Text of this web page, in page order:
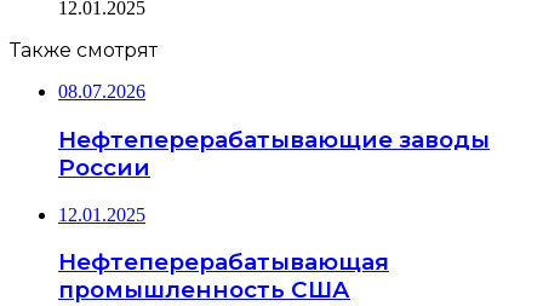
12.01.2025
Также смотрят
08.07.2026
Нефтеперерабатывающие заводы
России
12.01.2025
Нефтеперерабатывающая
промышленность США